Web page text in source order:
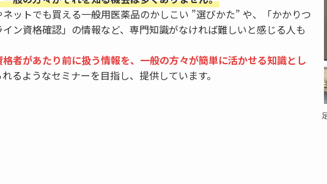
ットでも買える一般用医薬品のかしこい ”選びかた” や、「かかりつ
ン資格確認」の情報など、専門知識がなければ難しいと感じる人も
格者があたり前に扱う情報を、一般の方々が簡単に活かせる知識とし
るようなセミナーを目指し、提供しています。